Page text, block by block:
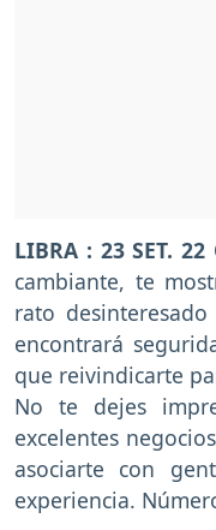
LIBRA : 23 SET. 22
cambiante, te
rato
encontrará
que reivindicarte
No te dejes
excelentes
asociarte con
experiencia.